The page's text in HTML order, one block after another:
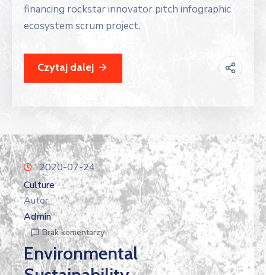
financing rockstar innovator pitch infographic
ecosystem scrum project.
Czytaj dalej
2020-07-24
Culture
Autor
Admin
Brak komentarzy
Environmental